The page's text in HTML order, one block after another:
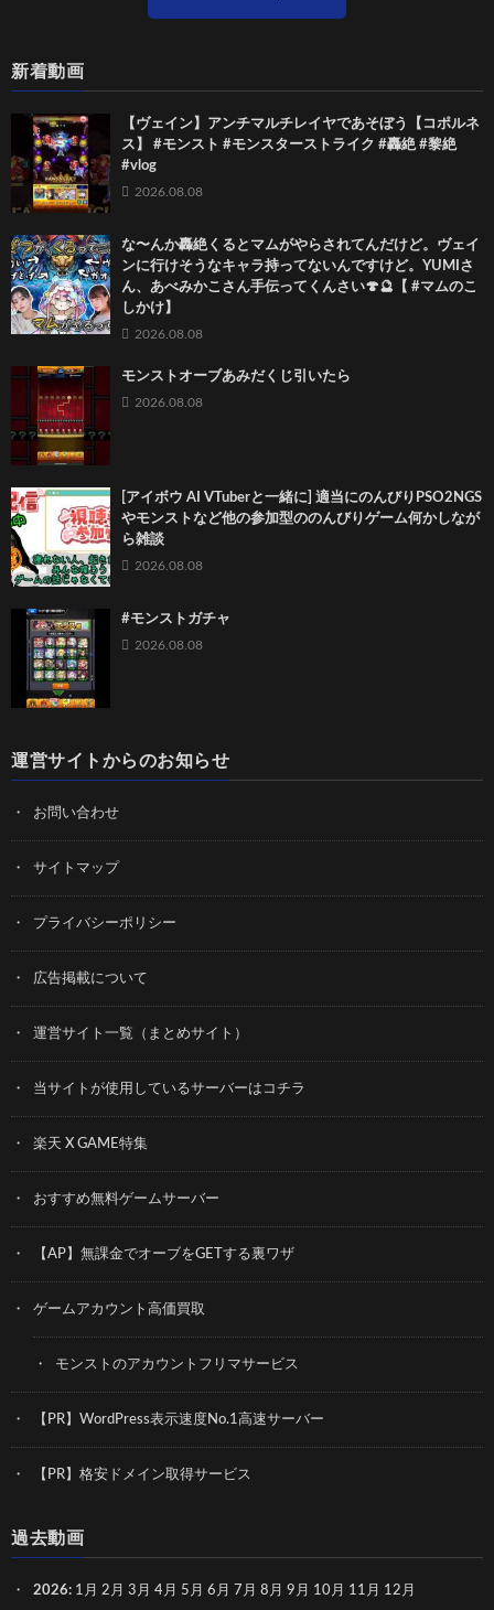
新着動画
【ヴェイン】アンチマルチレイヤであそぼう【コポルネ
ス】 #モンスト #モンスターストライク #轟絶 #黎絶
#vlog
2026.08.08
な〜んか轟絶くるとマムがやらされてんだけど。ヴェイ
ンに行けそうなキャラ持ってないんですけど。YUMIさ
ん、あべみかこさん手伝ってくんさい🍄🔮【 #マムのこ
しかけ】
2026.08.08
モンストオーブあみだくじ引いたら
2026.08.08
[アイボウ AI VTuberと一緒に] 適当にのんびりPSO2NGS
やモンストなど他の参加型ののんびりゲーム何かしなが
ら雑談
2026.08.08
#モンストガチャ
2026.08.08
運営サイトからのお知らせ
お問い合わせ
サイトマップ
プライバシーポリシー
広告掲載について
運営サイト一覧（まとめサイト）
当サイトが使用しているサーバーはコチラ
楽天 X GAME特集
おすすめ無料ゲームサーバー
【AP】無課金でオーブをGETする裏ワザ
ゲームアカウント高価買取
モンストのアカウントフリマサービス
【PR】WordPress表示速度No.1高速サーバー
【PR】格安ドメイン取得サービス
過去動画
2026: 1月 2月 3月 4月 5月 6月 7月 8月 9月 10月 11月 12月